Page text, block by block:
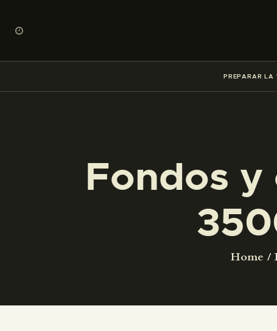
PREPARAR LA
Fondos y
Home